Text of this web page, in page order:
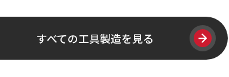
すべての工具製造を見る